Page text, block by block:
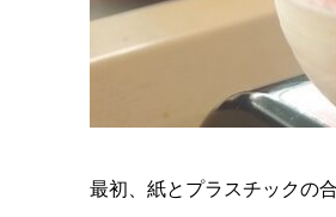
最初、紙とプラスチックの